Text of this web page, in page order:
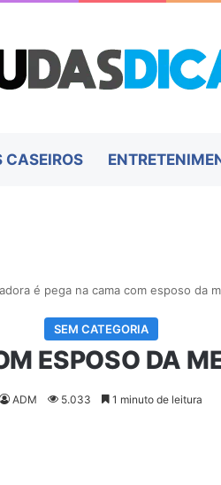
CASEIROS
é pega na cama com esposo da
SEM CATEGORIA
ESPOSO DA
ADM 5.033 1 minuto de leitura